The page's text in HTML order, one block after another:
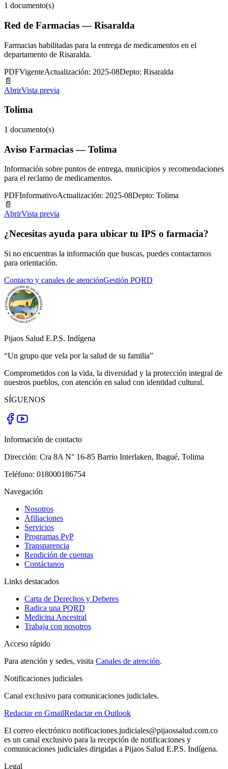
1 documento(s)
Red de Farmacias — Risaralda
Farmacias habilitadas para la entrega de medicamentos en el
departamento de Risaralda.
PDFVigenteActualización: 2025-08Depto: Risaralda
📄
AbrirVista previa
Tolima
1 documento(s)
Aviso Farmacias — Tolima
Información sobre puntos de entrega, municipios y recomendaciones
para el reclamo de medicamentos.
PDFInformativoActualización: 2025-08Depto: Tolima
📄
AbrirVista previa
¿Necesitas ayuda para ubicar tu IPS o farmacia?
Si no encuentras la información que buscas, puedes contactarnos
para orientación.
Contacto y canales de atenciónGestión PQRD
Pijaos Salud E.P.S. Indígena
“Un grupo que vela por la salud de su familia”
Comprometidos con la vida, la diversidad y la protección integral de
nuestros pueblos, con atención en salud con identidad cultural.
SÍGUENOS
Información de contacto
Dirección: Cra 8A N° 16-85 Barrio Interlaken, Ibagué, Tolima
Teléfono: 018000186754
Navegación
Nosotros
Afiliaciones
Servicios
Programas PyP
Transparencia
Rendición de cuentas
Contáctanos
Links destacados
Carta de Derechos y Deberes
Radica una PQRD
Medicina Ancestral
Trabaja con nosotros
Acceso rápido
Para atención y sedes, visita Canales de atención.
Notificaciones judiciales
Canal exclusivo para comunicaciones judiciales.
Redactar en GmailRedactar en Outlook
El correo electrónico notificaciones.judiciales@pijaossalud.com.co
es un canal exclusivo para la recepción de notificaciones y
comunicaciones judiciales dirigidas a Pijaos Salud E.P.S. Indígena.
Legal